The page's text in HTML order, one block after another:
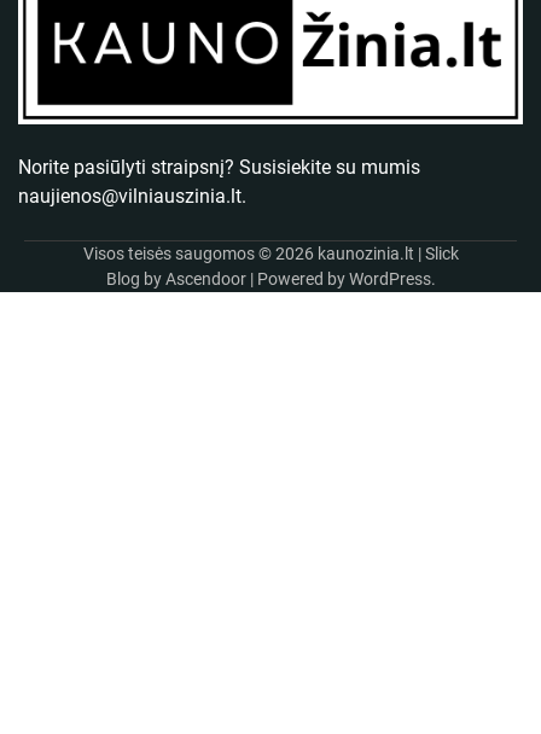
Norite pasiūlyti straipsnį? Susisiekite su mumis
naujienos@vilniauszinia.lt.
Visos teisės saugomos © 2026 kaunozinia.lt | Slick
Blog byAscendoor| Powered byWordPress.